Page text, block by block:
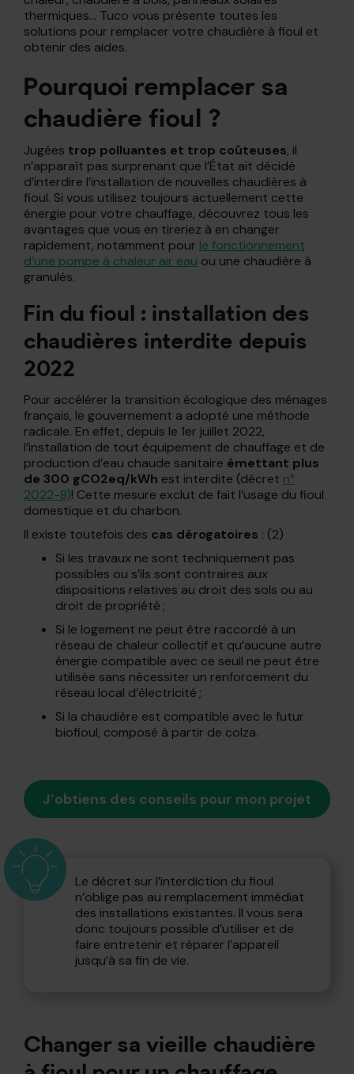
thermiques… Tuco vous présente toutes les
solutions pour remplacer votre chaudière à fioul et
obtenir des aides.
Pourquoi remplacer sa
chaudière fioul ?
Jugées trop polluantes et trop coûteuses, il
n’apparaît pas surprenant que l’État ait décidé
d’interdire l’installation de nouvelles chaudières à
fioul. Si vous utilisez toujours actuellement cette
énergie pour votre chauffage, découvrez tous les
avantages que vous en tireriez à en changer
rapidement, notamment pour le fonctionnement
d’une pompe à chaleur air eau ou une chaudière à
granulés.
Fin du fioul : installation des
chaudières interdite depuis
2022
Pour accélérer la transition écologique des ménages
français, le gouvernement a adopté une méthode
radicale. En effet, depuis le 1er juillet 2022,
l’installation de tout équipement de chauffage et de
production d’eau chaude sanitaire émettant plus
de 300 gCO2eq/kWh est interdite (décret n°
2022-8)! Cette mesure exclut de fait l’usage du fioul
domestique et du charbon.
Il existe toutefois des cas dérogatoires : (2)
Si les travaux ne sont techniquement pas
possibles ou s’ils sont contraires aux
dispositions relatives au droit des sols ou au
droit de propriété ;
Si le logement ne peut être raccordé à un
réseau de chaleur collectif et qu’aucune autre
énergie compatible avec ce seuil ne peut être
utilisée sans nécessiter un renforcement du
réseau local d’électricité ;
Si la chaudière est compatible avec le futur
biofioul, composé à partir de colza.
J’obtiens des conseils pour mon projet
Le décret sur l’interdiction du fioul
n’oblige pas au remplacement immédiat
des installations existantes. Il vous sera
donc toujours possible d’utiliser et de
faire entretenir et réparer l’appareil
jusqu’à sa fin de vie.
Changer sa vieille chaudière